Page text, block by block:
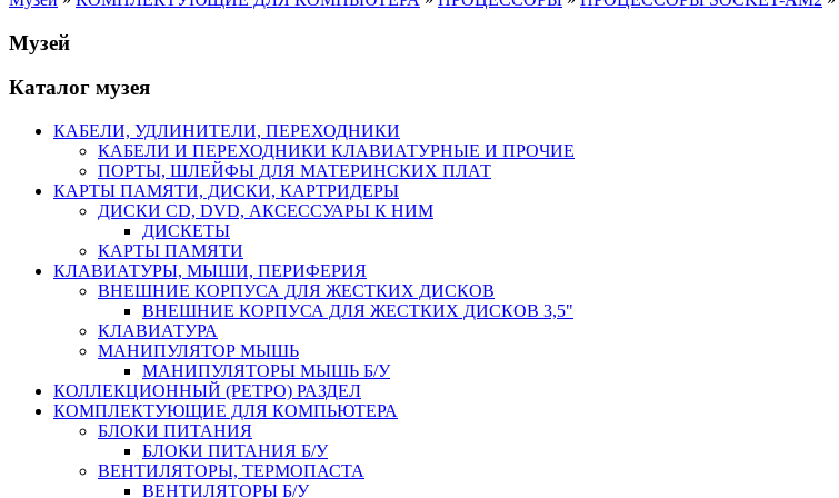
Музей
Каталог музея
КАБЕЛИ, УДЛИНИТЕЛИ, ПЕРЕХОДНИКИ
КАБЕЛИ И ПЕРЕХОДНИКИ КЛАВИАТУРНЫЕ И ПРОЧИЕ
ПОРТЫ, ШЛЕЙФЫ ДЛЯ МАТЕРИНСКИХ ПЛАТ
КАРТЫ ПАМЯТИ, ДИСКИ, КАРТРИДЕРЫ
ДИСКИ CD, DVD, АКСЕССУАРЫ К НИМ
ДИСКЕТЫ
КАРТЫ ПАМЯТИ
КЛАВИАТУРЫ, МЫШИ, ПЕРИФЕРИЯ
ВНЕШНИЕ КОРПУСА ДЛЯ ЖЕСТКИХ ДИСКОВ
ВНЕШНИЕ КОРПУСА ДЛЯ ЖЕСТКИХ ДИСКОВ 3,5"
КЛАВИАТУРА
МАНИПУЛЯТОР МЫШЬ
МАНИПУЛЯТОРЫ МЫШЬ Б/У
КОЛЛЕКЦИОННЫЙ (РЕТРО) РАЗДЕЛ
КОМПЛЕКТУЮЩИЕ ДЛЯ КОМПЬЮТЕРА
БЛОКИ ПИТАНИЯ
БЛОКИ ПИТАНИЯ Б/У
ВЕНТИЛЯТОРЫ, ТЕРМОПАСТА
ВЕНТИЛЯТОРЫ Б/У